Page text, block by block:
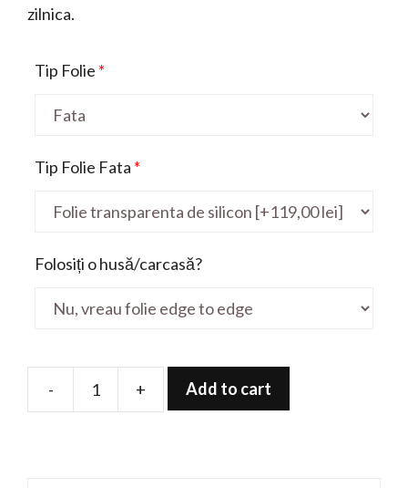
zilnica.
Tip Folie *
Tip Folie Fata *
Folosiți o husă/carcasă?
-
Folie
+ Add to cart